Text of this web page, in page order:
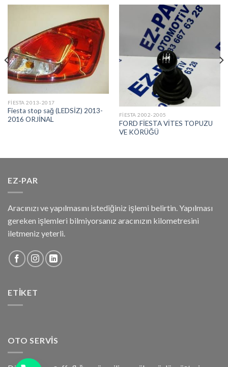
FIESTA 2013-2017
Fiesta stop sağ (LEDSİZ) 2013-
2016 ORJİNAL
FIESTA 2002-2005
FORD FİESTA VİTES TOPUZU
VE KÖRÜĞÜ
EZ-PAR
Aracınızı ve yapılmasını istediğiniz işlemi belirtin. Yapılması
gereken işlemleri bilmiyorsanız aracınızın kilometresini
iletmeniz yeterli.
ETIKET
OTO SERVIS